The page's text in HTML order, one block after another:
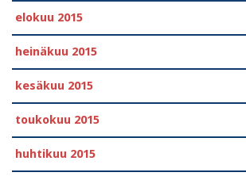
elokuu 2015
heinäkuu 2015
kesäkuu 2015
toukokuu 2015
huhtikuu 2015